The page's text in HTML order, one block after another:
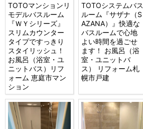
TOTOマンションリ
モデルバスルーム
『ＷＹシリーズ』
スリムカウンター
タイプですっきり
スタイリッシュ！
お風呂（浴室・ユ
ニットバス）リフ
ォーム 恵庭市マン
ション
TOTOシステムバス
ルーム『サザナ（S
AZANA）』快適な
バスルームで心地
よい時間を過ごせ
ます！ お風呂（浴
室・ユニットバ
ス） リフォーム札
幌市戸建